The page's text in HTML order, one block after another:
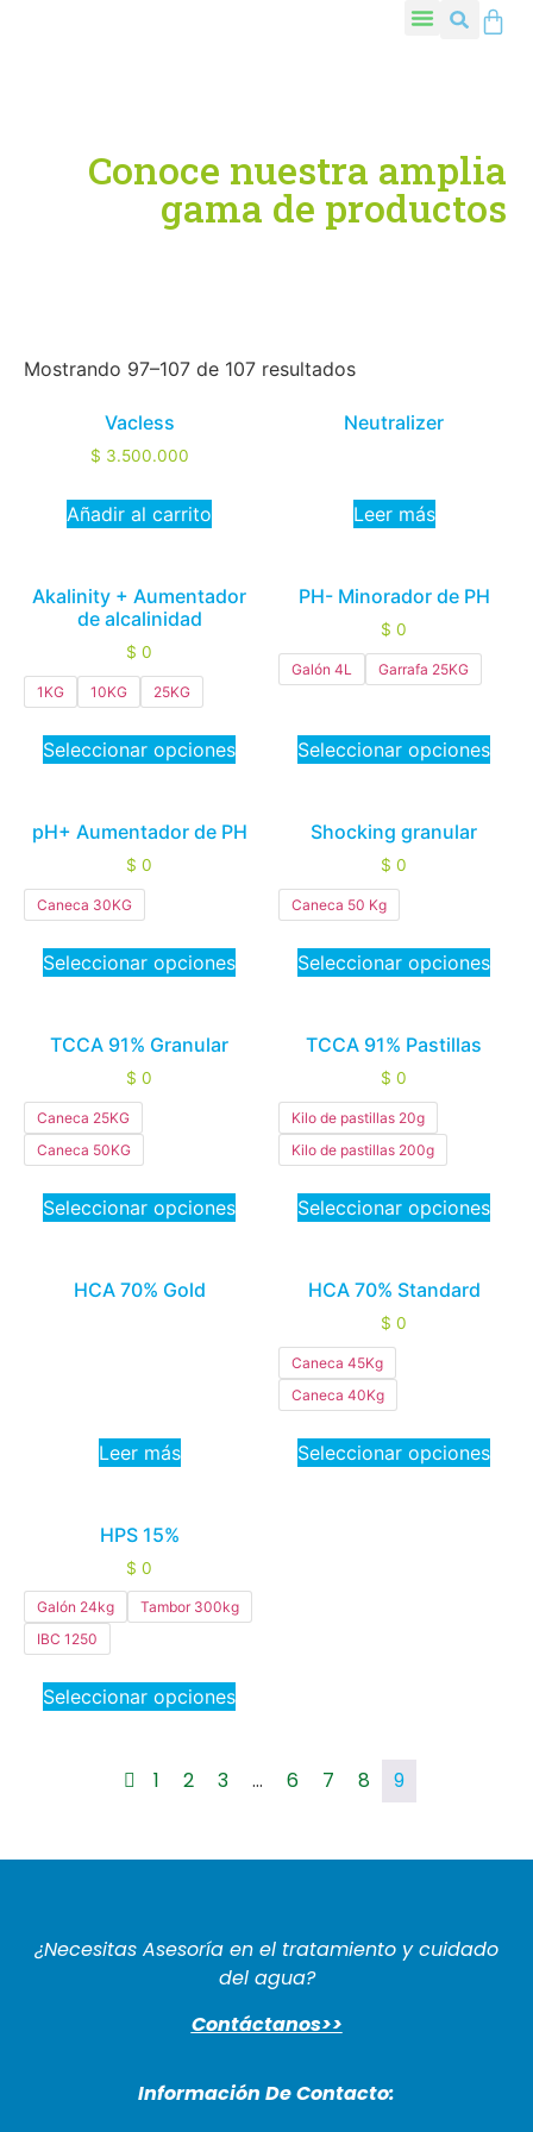
Conoce nuestra amplia
gama de productos
Mostrando 97–107 de 107 resultados
Vacless
$ 3.500.000
Añadir al carrito
Neutralizer
Leer más
Akalinity + Aumentador
de alcalinidad
$ 0
1KG 10KG 25KG
Seleccionar opciones
PH- Minorador de PH
$ 0
Galón 4L Garrafa 25KG
Seleccionar opciones
pH+ Aumentador de PH
$ 0
Caneca 30KG
Seleccionar opciones
Shocking granular
$ 0
Caneca 50 Kg
Seleccionar opciones
TCCA 91% Granular
$ 0
Caneca 25KG
Caneca 50KG
Seleccionar opciones
TCCA 91% Pastillas
$ 0
Kilo de pastillas 20g
Kilo de pastillas 200g
Seleccionar opciones
HCA 70% Gold
Leer más
HCA 70% Standard
$ 0
Caneca 45Kg
Caneca 40Kg
Seleccionar opciones
HPS 15%
$ 0
Galón 24kg
Tambor 300kg
IBC 1250
Seleccionar opciones
1 2 3 … 6 7 8 9
¿Necesitas Asesoría en el tratamiento y cuidado
del agua?
Contáctanos>>
Información De Contacto: